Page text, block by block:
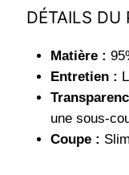
DÉTAILS DU
Matière :
Entretien :
une sous-
Coupe :